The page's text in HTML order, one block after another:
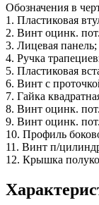
Обозначения в
1. Пластиковая
2. Винт оцинк.
3. Лицевая панель;
4. Ручка
5. Пластиковая
6. Винт с
7. Гайка
8. Винт оцинк.
9. Винт оцинк.
10. Профиль
11. Винт п/
12. Крышка